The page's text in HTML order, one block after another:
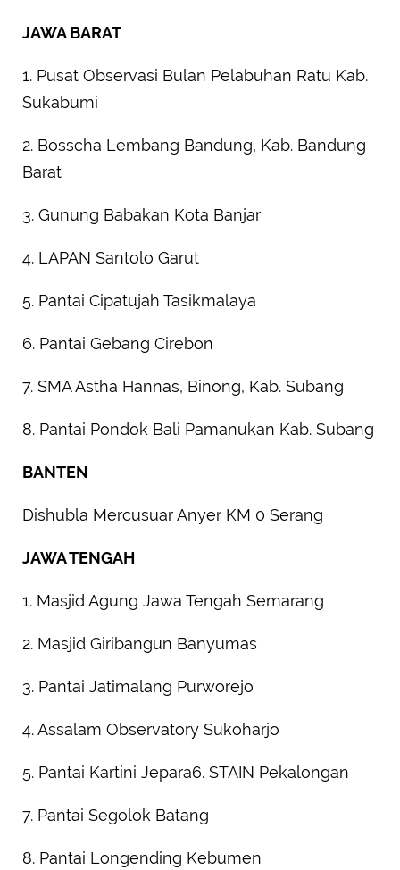
JAWA BARAT
1. Pusat Observasi Bulan Pelabuhan Ratu Kab.
Sukabumi
2. Bosscha Lembang Bandung, Kab. Bandung
Barat
3. Gunung Babakan Kota Banjar
4. LAPAN Santolo Garut
5. Pantai Cipatujah Tasikmalaya
6. Pantai Gebang Cirebon
7. SMA Astha Hannas, Binong, Kab. Subang
8. Pantai Pondok Bali Pamanukan Kab. Subang
BANTEN
Dishubla Mercusuar Anyer KM 0 Serang
JAWA TENGAH
1. Masjid Agung Jawa Tengah Semarang
2. Masjid Giribangun Banyumas
3. Pantai Jatimalang Purworejo
4. Assalam Observatory Sukoharjo
5. Pantai Kartini Jepara6. STAIN Pekalongan
7. Pantai Segolok Batang
8. Pantai Longending Kebumen